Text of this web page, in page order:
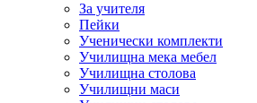
За учителя
Пейки
Ученически комплекти
Училищна мека мебел
Училищна столова
Училищни маси